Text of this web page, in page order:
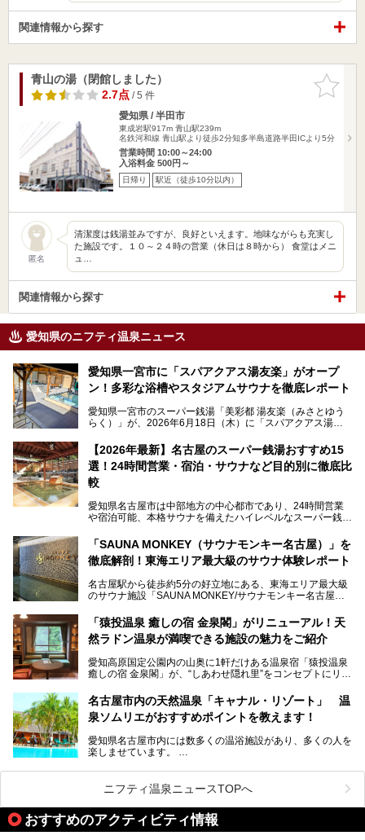
関連情報から探す
お気に入
りに追加
青山の湯（閉館しました）
2.7点/ 5 件
愛知県 / 半田市
東成岩駅917m 青山駅239m
名鉄河和線 青山駅より徒歩2分知多半島道路半田ICより5分
営業時間 10:00～24:00
入浴料金 500円～
日帰り 駅近（徒歩10分以内）
匿名
清潔度は銭湯並みですが、良好といえます。地味ながらも充実し
た施設です。１０～２４時の営業（休日は８時から） 食堂はメニ
ュ…
関連情報から探す
愛知県のニフティ温泉ニュース
愛知県一宮市に「スパアクアス湯友楽」がオープ
ン！多彩な浴槽やスタジアムサウナを徹底レポート
愛知県一宮市のスーパー銭湯「美彩都 湯友楽（みさとゆう
らく）」が、2026年6月18日（木）に「スパアクアス湯友
この地で30年にわたり愛され続けてきた施設だからこそ、
地元住民をはじめオープンを待ちわびている人も多いのでは
ないでしょうか。
老朽化した設備の補修を機に、2年前からじっくり構想を練
ってきたというだけあって、館内の充実度は想像以上。
以前の4倍に拡張したという露天エリアや10の浴槽、40人収
容の巨大なスタジアムサウナに、岩盤浴やリラクゼーション
までまるごと楽しめる施設に生まれ変わりました。
今回は、全面リニューアルして新しくなった「スパアクアス
【2026年最新】名古屋のスーパー銭湯おすすめ15
選！24時間営業・宿泊・サウナなど目的別に徹底比
較
愛知県名古屋市は中部地方の中心都市であり、24時間営業
や宿泊可能、本格サウナを備えたハイレベルなスーパー銭湯
そのため、「日々の仕事の疲れを心身ともにリセットした
い」「休日に時間を忘れて1日中ダラダラ過ごしたい」「コ
くある点が魅力です！
お好みの温泉施設を見つけて楽しんでくださいね。
「SAUNA MONKEY（サウナモンキー名古屋）」を
徹底解剖！東海エリア最大級のサウナ体験レポート
名古屋駅から徒歩約5分の好立地にある、東海エリア最大級
のサウナ施設「SAUNA MONKEY/サウナモンキー名古屋」
「名古屋駅周辺ってサウナが少ないよね」という声をよく耳
にするだけあり、アクセスの良さにも胸が高鳴ります。
今回は普段は男性専用となっているパブリックサウナが、女
さっそく取材してきました！
「猿投温泉 癒しの宿 金泉閣」がリニューアル！天
然ラドン温泉が満喫できる施設の魅力をご紹介
愛知高原国定公園内の山奥に1軒だけある温泉宿「猿投温泉
癒しの宿 金泉閣」が、“しあわせ隠れ里”をコンセプトにリニ
天然ラドン温泉が堪能できるお風呂や、新設・改装された客
室、地元の食材と温泉水で作られたお料理……。
ご紹介します。
名古屋市内の天然温泉「キャナル・リゾート」 温
泉ソムリエがおすすめポイントを教えます！
愛知県名古屋市内には数多くの温浴施設があり、多くの人を
楽しませています。
ムリエの目線で紹介していきます！
名古屋市内にはスーパー銭湯や日帰り温泉が多く、「どこに
行こうかな？」と悩んでしまう方も多いと思います。
ぜひこの記事を参考にして「キャナル・リゾート」に出かけ
てみるのはいかがでしょうか？
ニフティ温泉ニュースTOPへ
おすすめのアクティビティ情報